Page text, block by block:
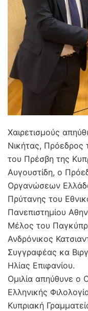
Χαιρετισμούς
Νικήτας, Πρόεδρος
του Πρέσβη της
Αυγουστίδη, ο
Οργανώσεων
Πρύτανης του
Πανεπιστημίου
Μέλος του
Ανδρόνικος
Συγγραφέας κα
Ηλίας Επιφανίου.
Ομιλία απηύθυνε ο
Ελληνικής
Κυπριακή